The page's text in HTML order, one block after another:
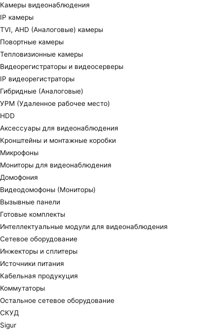
Камеры видеонаблюдения
IP камеры
TVI, AHD (Аналоговые) камеры
Повортные камеры
Тепловизионные камеры
Видеорегистраторы и видеосерверы
IP видеорегистраторы
Гибридные (Аналоговые)
УРМ (Удаленное рабочее место)
HDD
Аксессуары для видеонаблюдения
Кронштейны и монтажные коробки
Микрофоны
Мониторы для видеонаблюдения
Домофония
Видеодомофоны (Мониторы)
Вызывные панели
Готовые комплекты
Интеллектуальные модули для видеонаблюдения
Сетевое оборудование
Инжекторы и сплитеры
Источники питания
Кабельная продукуция
Коммутаторы
Остальное сетевое оборудование
СКУД
Sigur